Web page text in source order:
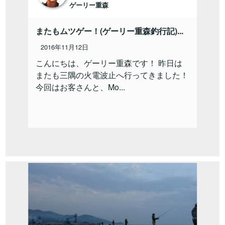
ゲーリー重森
またもムツゲー！(ゲーリー重森釣行記)...
2016年11月12日
こんにちは、ゲーリー重森です！ 昨日は
またも三隅の火電波止へ行ってきました！
今回はお客さんと、Mo...